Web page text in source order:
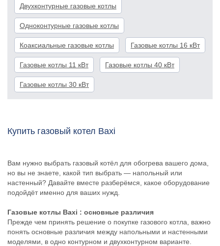
Двухконтурные газовые котлы
Одноконтурные газовые котлы
Коаксиальные газовые котлы Газовые котлы 16 кВт
Газовые котлы 11 кВт Газовые котлы 40 кВт
Газовые котлы 30 кВт
Купить газовый котел Baxi
Вам нужно выбрать газовый котёл для обогрева вашего дома,
но вы не знаете, какой тип выбрать — напольный или
настенный? Давайте вместе разберёмся, какое оборудование
подойдёт именно для ваших нужд.
Газовые котлы Baxi : основные различия
Прежде чем принять решение о покупке газового котла, важно
понять основные различия между напольными и настенными
моделями, в одно контурном и двухконтурном варианте.